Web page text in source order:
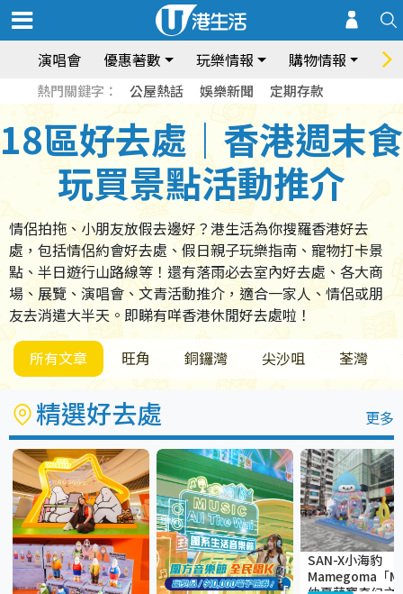
演唱會 優惠著數 玩樂情報 購物情報 飲
熱門關鍵字： 公屋熱話 娛樂新聞 定期存款
18區好去處｜香港週末食
玩買景點活動推介
情侶拍拖、小朋友放假去邊好？港生活為你搜羅香港好去
處，包括情侶約會好去處、假日親子玩樂指南、寵物打卡景
點、半日遊行山路線等！還有落雨必去室內好去處、各大商
場、展覽、演唱會、文青活動推介，適合一家人、情侶或朋
友去消遣大半天。即睇有咩香港休閒好去處啦！
所有文章
旺角 銅鑼灣 尖沙咀 荃灣
精選好去處 更多
SAN-X小海豹
Mamegoma「